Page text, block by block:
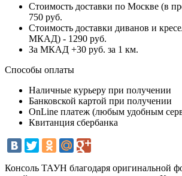
Стоимость доставки по Москве (в
750 руб.
Стоимость доставки диванов и
МКАД) - 1290 руб.
За МКАД +30 руб. за 1 км.
Способы оплаты
Наличные курьеру при получении
Банковской картой при получении
OnLine платеж (любым удобным
Квитанция сбербанка
Консоль ТАУН благодаря оригинальной